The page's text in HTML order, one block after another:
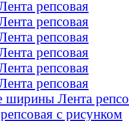
репсовая
репсовая
репсовая
репсовая
репсовая
репсовая
ширины Лента
с рисунком